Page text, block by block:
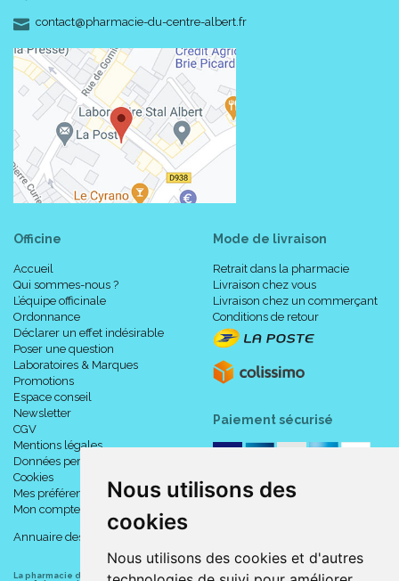
Nous utilisons des
cookies
Nous utilisons des cookies et d'autres
contact-
@-
pharmacie-du-centre-albert.fr
Officine
Accueil
Qui sommes-nous ?
L’équipe officinale
Ordonnance
Déclarer un effet indésirable
Poser une question
Laboratoires & Marques
Promotions
Espace conseil
Newsletter
CGV
Mentions légales
Données personnelles
Cookies
Mes préférences Cookies
Mon compte
Annuaire des pharmacies
Mode de livraison
Retrait dans la pharmacie
Livraison chez vous
Livraison chez un commerçant
Conditions de retour
Paiement sécurisé
La pharmacie du centre à Albert (80300) est une pharmacie française certifiée ISO